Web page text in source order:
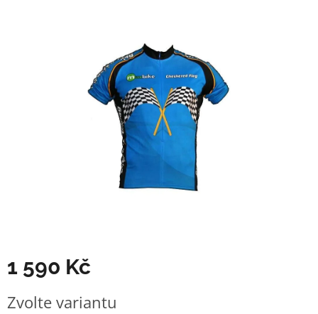
1 590 Kč
cena:
Zvolte variantu